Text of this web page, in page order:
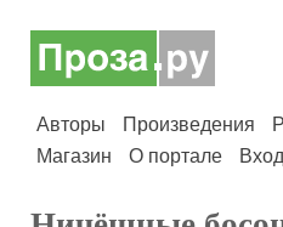
Авторы Произведения
Магазин
О портале